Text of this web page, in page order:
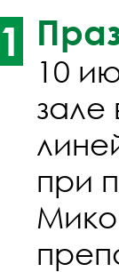
10
зале
при